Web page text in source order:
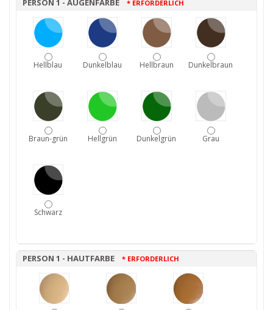
PERSON 1 - AUGENFARBE * ERFORDERLICH
Hellblau Dunkelblau Hellbraun Dunkelbraun
Braun-grün Hellgrün Dunkelgrün Grau
Schwarz
PERSON 1 - HAUTFARBE * ERFORDERLICH